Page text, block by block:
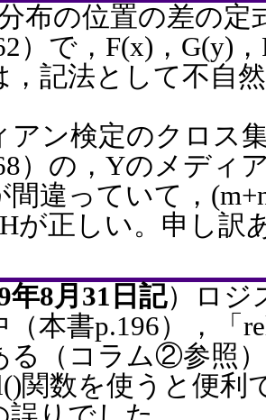
布の位置の差の定
）で，F(x)，G(y)
，記法として不自
ン検定のクロス
）の，Yのメディ
間違っていて，
が正しい。申し訳
年8月31日記）ロジ
（本書p.196），「
る（コラム②参照
関数を使うと便